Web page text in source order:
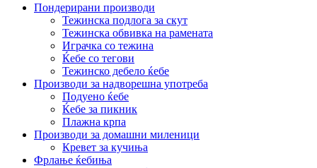
Пондерирани производи
Тежинска подлога за скут
Тежинска обвивка на рамената
Играчка со тежина
Ќебе со тегови
Тежинско дебело ќебе
Производи за надворешна употреба
Подуено ќебе
Ќебе за пикник
Плажна крпа
Производи за домашни миленици
Кревет за кучиња
Фрлање ќебиња